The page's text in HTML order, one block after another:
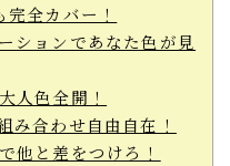
全カバー！
ションであなた色が見
人色全開！
合わせ自由自在！
他と差をつけろ！